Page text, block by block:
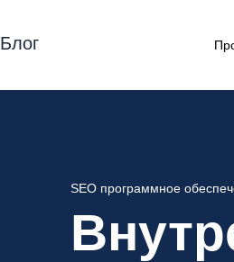
Блог
SEO программное